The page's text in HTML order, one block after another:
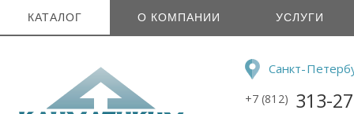
КАТАЛОГ О КОМПАНИИ УСЛУГИ
Санкт-
+7 (812) 313-